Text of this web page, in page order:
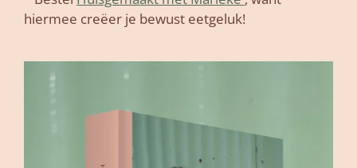
hiermee creëer je bewust eetgeluk!